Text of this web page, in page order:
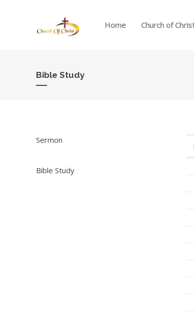
Home Church of
Bible Study
Sermon
Bible Study